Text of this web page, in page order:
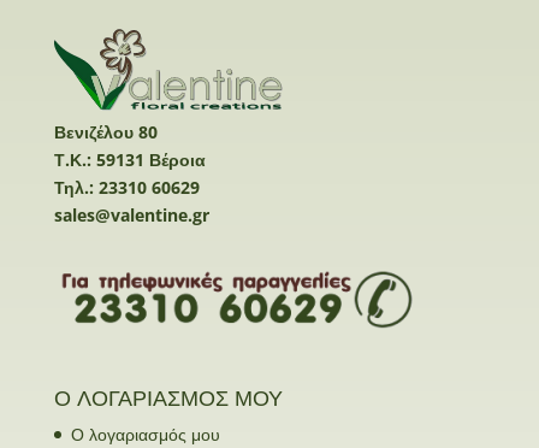
Βενιζέλου 80
Τ.Κ.: 59131 Βέροια
Τηλ.: 23310 60629
sales@valentine.gr
Ο ΛΟΓΑΡΙΑΣΜΟΣ ΜΟΥ
Ο λογαριασμός μου